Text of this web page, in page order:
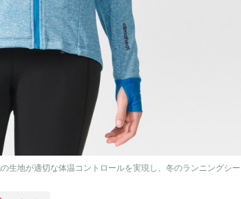
生地が適切な体温コントロールを実現し、冬のランニングシー